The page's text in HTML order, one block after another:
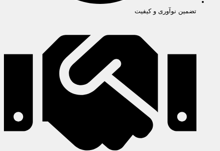
تضمین نوآوری و کیفیت